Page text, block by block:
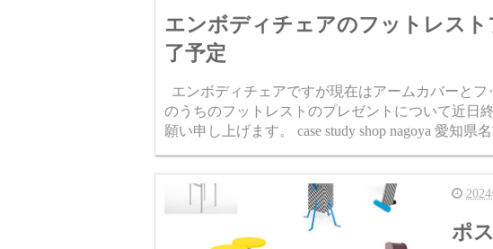
エンボディチェアのフットレス
了予定
エンボディチェアですが現在はアームカバーと
のうちのフットレストのプレゼントについて近日
願い申し上げます。 case study shop nagoya 愛知県
ポ